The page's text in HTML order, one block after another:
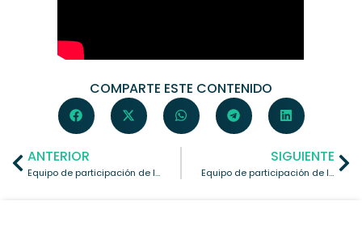
COMPARTE ESTE CONTENIDO
ANTERIOR
Equipo de participación de la Facultad de Medicina de la UAEMéx
SIGUIENTE
Equipo de participación de la Facultad de Derecho de la UAEMéx